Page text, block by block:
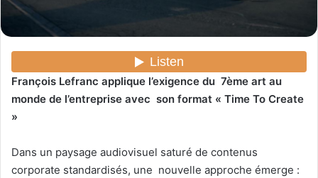
i
l
François Lefranc applique l’exigence du 7ème art au
monde de l’entreprise avec son format « Time To Create
»
Dans un paysage audiovisuel saturé de contenus
corporate standardisés, une nouvelle approche émerge :